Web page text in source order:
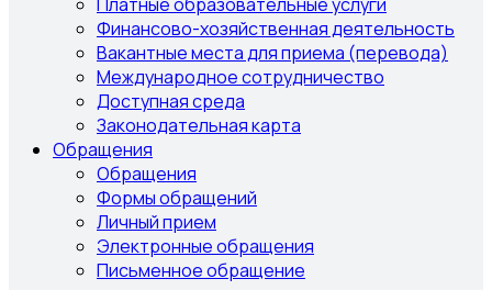
Финансово-хозяйственная деятельность
Вакантные места для приема (перевода)
Международное сотрудничество
Доступная среда
Законодательная карта
Обращения
Обращения
Формы обращений
Личный прием
Электронные обращения
Письменное обращение